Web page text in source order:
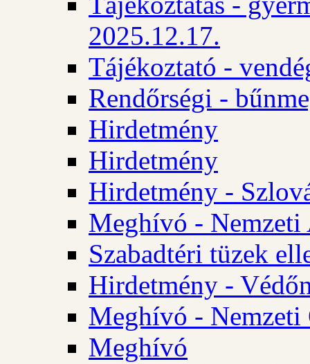
2025.12.17.
Tájékoztató -
Rendőrségi -
Hirdetmény
Hirdetmény
Hirdetmény -
Meghívó - Nemzeti
Szabadtéri tüzek
Hirdetmény -
Meghívó - Nemzeti
Meghívó